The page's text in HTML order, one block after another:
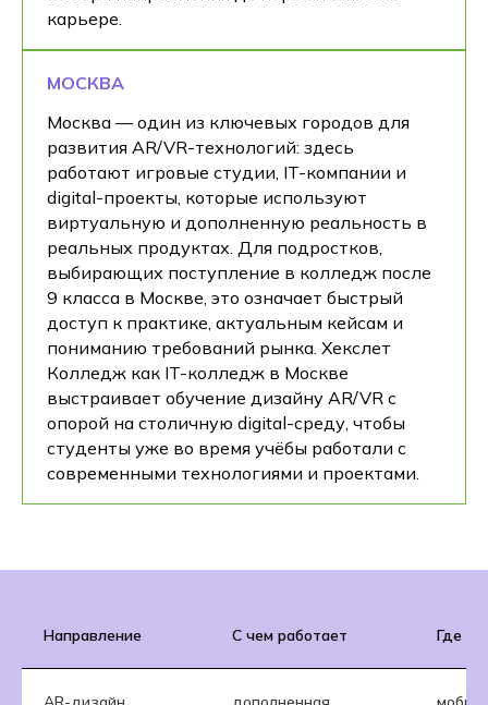
карьере.
МОСКВА
Москва — один из ключевых городов для
развития AR/VR-технологий: здесь
работают игровые студии, IT-компании и
digital-проекты, которые используют
виртуальную и дополненную реальность в
реальных продуктах. Для подростков,
выбирающих поступление в колледж после
9 класса в Москве, это означает быстрый
доступ к практике, актуальным кейсам и
пониманию требований рынка. Хекслет
Колледж как IT-колледж в Москве
выстраивает обучение дизайну AR/VR с
опорой на столичную digital-среду, чтобы
студенты уже во время учёбы работали с
современными технологиями и проектами.
Направление С чем работает Где